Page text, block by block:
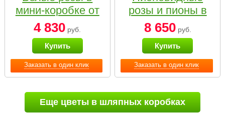
Заказать в один клик
мини-коробке от
Bella Fiori
4 830 руб.
Купить
Заказать в один клик
розы и пионы в
белой коробке
Small
8 650руб.
Купить
Еще цветы в шляпных коробках